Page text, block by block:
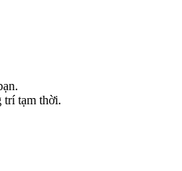
trí tạm thời.